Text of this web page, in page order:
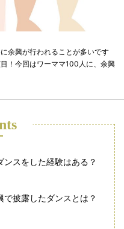
余興が行われることが多いです
！今回はワーママ100人に、余興
ンスをした経験はある？
で披露したダンスとは？